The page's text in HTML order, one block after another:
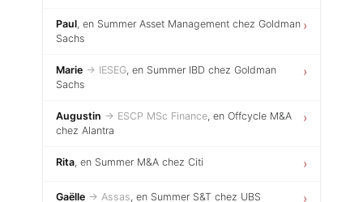
Paul, en Summer Asset Management chez Goldman
Sachs
›
Marie → IESEG, en Summer IBD chez Goldman
Sachs
›
Augustin → ESCP MSc Finance, en Offcycle M&A
chez Alantra
›
Rita, en Summer M&A chez Citi ›
Gaëlle → Assas, en Summer S&T chez UBS ›